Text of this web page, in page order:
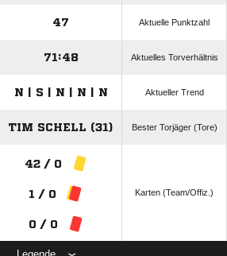
47 Aktuelle Punktzahl
71:48 Aktuelles Torverhältnis
N | S | N | N | N Aktueller Trend
TIM SCHELL (31) Bester Torjäger (Tore)
42 / 0
1 / 0
0 / 0
Karten (Team/Offiz.)